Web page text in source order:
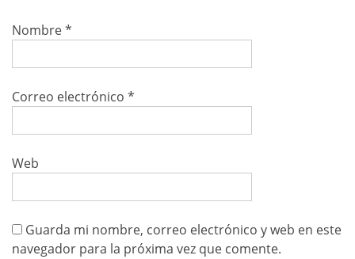
Nombre*
Correo electrónico *
Web
Guarda mi nombre, correo electrónico y web en este
navegador para la próxima vez que comente.